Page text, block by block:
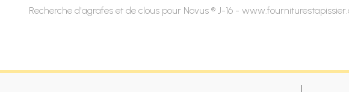
Recherche d'agrafes et de clous pour Novus ® J-16 -